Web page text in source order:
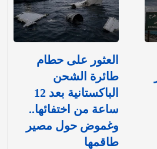
العثور على حطام
طائرة الشحن
الباكستانية بعد 12
ساعة من اختفائها..
وغموض حول مصير
طاقمها